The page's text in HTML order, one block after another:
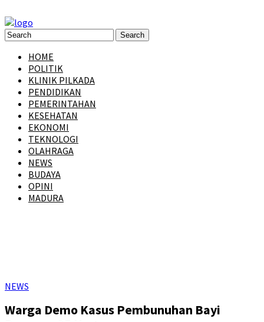
HOME
POLITIK
KLINIK PILKADA
PENDIDIKAN
PEMERINTAHAN
KESEHATAN
EKONOMI
TEKNOLOGI
OLAHRAGA
NEWS
BUDAYA
OPINI
MADURA
NEWS
Warga Demo Kasus Pembunuhan Bayi